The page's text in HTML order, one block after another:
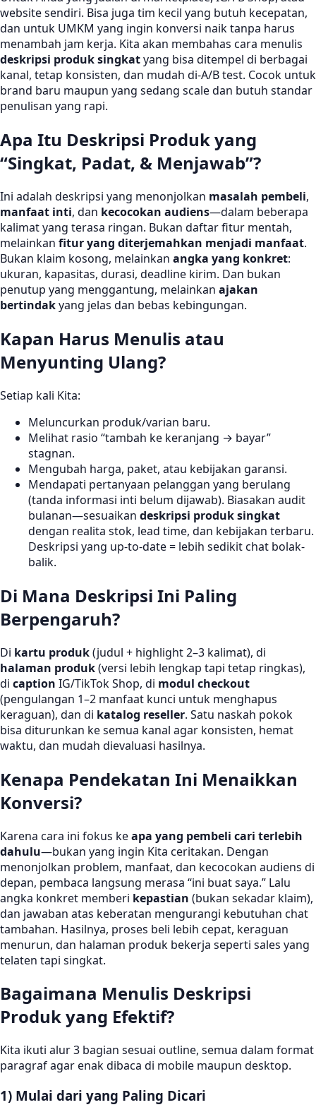
website sendiri. Bisa juga tim kecil yang butuh kecepatan,
dan untuk UMKM yang ingin konversi naik tanpa harus
menambah jam kerja. Kita akan membahas cara menulis
deskripsi produk singkatyang bisa ditempel di berbagai
kanal, tetap konsisten, dan mudah di-A/B test. Cocok untuk
brand baru maupun yang sedang scale dan butuh standar
penulisan yang rapi.
Apa Itu Deskripsi Produk yang
“Singkat, Padat, & Menjawab”?
Ini adalah deskripsi yang menonjolkan masalah pembeli,
manfaat inti, dan kecocokan audiens—dalam beberapa
kalimat yang terasa ringan. Bukan daftar fitur mentah,
melainkan fitur yang diterjemahkan menjadi manfaat.
Bukan klaim kosong, melainkan angka yang konkret:
ukuran, kapasitas, durasi, deadline kirim. Dan bukan
penutup yang menggantung, melainkan ajakan
bertindakyang jelas dan bebas kebingungan.
Kapan Harus Menulis atau
Menyunting Ulang?
Setiap kali Kita:
Meluncurkan produk/varian baru.
Melihat rasio “tambah ke keranjang → bayar”
stagnan.
Mengubah harga, paket, atau kebijakan garansi.
Mendapati pertanyaan pelanggan yang berulang
(tanda informasi inti belum dijawab). Biasakan audit
bulanan—sesuaikan deskripsi produk singkat
dengan realita stok, lead time, dan kebijakan terbaru.
Deskripsi yang up-to-date = lebih sedikit chat bolak-
balik.
Di Mana Deskripsi Ini Paling
Berpengaruh?
Di kartu produk(judul + highlight 2–3 kalimat), di
halaman produk(versi lebih lengkap tapi tetap ringkas),
di caption IG/TikTok Shop, di modul checkout
(pengulangan 1–2 manfaat kunci untuk menghapus
keraguan), dan di katalog reseller. Satu naskah pokok
bisa diturunkan ke semua kanal agar konsisten, hemat
waktu, dan mudah dievaluasi hasilnya.
Kenapa Pendekatan Ini Menaikkan
Konversi?
Karena cara ini fokus keapa yang pembeli cari terlebih
dahulu—bukan yang ingin Kita ceritakan. Dengan
menonjolkan problem, manfaat, dan kecocokan audiens di
depan, pembaca langsung merasa “ini buat saya.” Lalu
angka konkret memberi kepastian (bukan sekadar klaim),
dan jawaban atas keberatan mengurangi kebutuhan chat
tambahan. Hasilnya, proses beli lebih cepat, keraguan
menurun, dan halaman produk bekerja seperti sales yang
telaten tapi singkat.
Bagaimana Menulis Deskripsi
Produk yang Efektif?
Kita ikuti alur 3 bagian sesuai outline, semua dalam format
paragraf agar enak dibaca di mobile maupun desktop.
1) Mulai dari yang Paling Dicari